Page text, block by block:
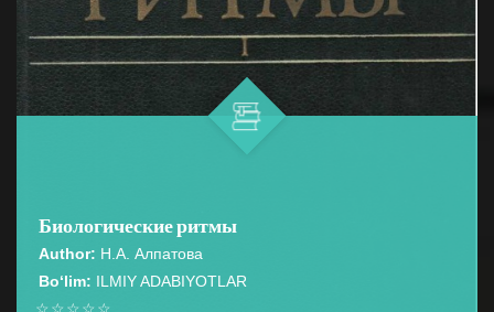
Биологические ритмы
Author: Н.А. Алпатова
Bo‘lim: ILMIY ADABIYOTLAR